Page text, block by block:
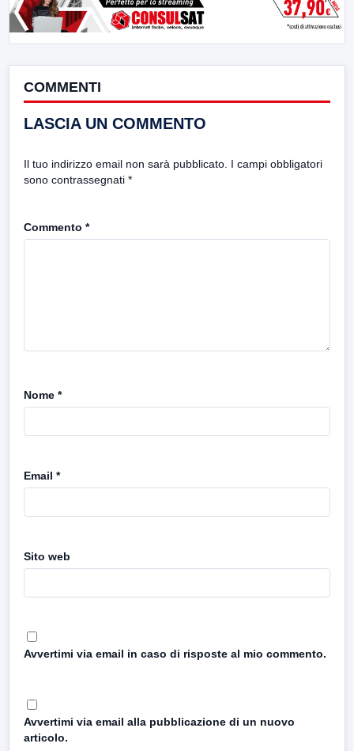
COMMENTI
LASCIA UN COMMENTO
Il tuo indirizzo email non sarà pubblicato. I campi obbligatori
sono contrassegnati *
Commento *
Nome *
Email *
Sito web
Avvertimi via email in caso di risposte al mio commento.
Avvertimi via email alla pubblicazione di un nuovo
articolo.